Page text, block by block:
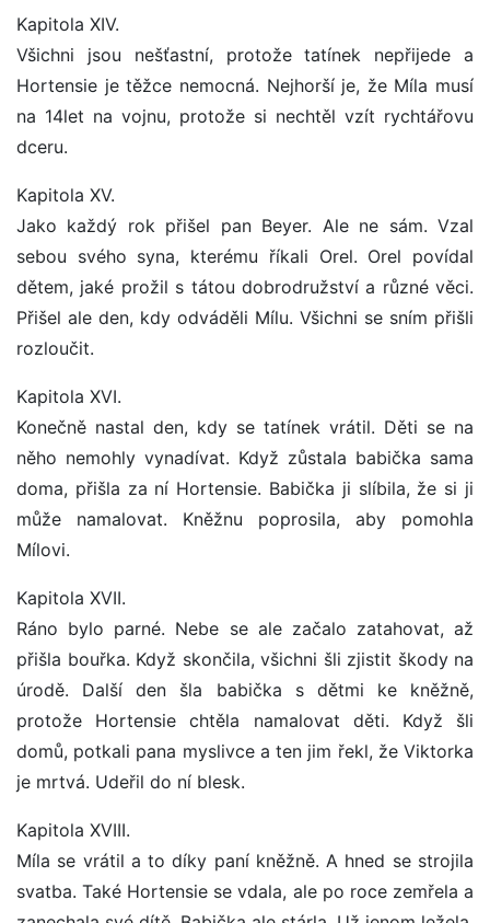
Kapitola XIV.
Všichni jsou nešťastní, protože tatínek nepřijede a
Hortensie je těžce nemocná. Nejhorší je, že Míla musí
na 14let na vojnu, protože si nechtěl vzít rychtářovu
dceru.
Kapitola XV.
Jako každý rok přišel pan Beyer. Ale ne sám. Vzal
sebou svého syna, kterému říkali Orel. Orel povídal
dětem, jaké prožil s tátou dobrodružství a různé věci.
Přišel ale den, kdy odváděli Mílu. Všichni se sním přišli
rozloučit.
Kapitola XVI.
Konečně nastal den, kdy se tatínek vrátil. Děti se na
něho nemohly vynadívat. Když zůstala babička sama
doma, přišla za ní Hortensie. Babička ji slíbila, že si ji
může namalovat. Kněžnu poprosila, aby pomohla
Mílovi.
Kapitola XVII.
Ráno bylo parné. Nebe se ale začalo zatahovat, až
přišla bouřka. Když skončila, všichni šli zjistit škody na
úrodě. Další den šla babička s dětmi ke kněžně,
protože Hortensie chtěla namalovat děti. Když šli
domů, potkali pana myslivce a ten jim řekl, že Viktorka
je mrtvá. Udeřil do ní blesk.
Kapitola XVIII.
Míla se vrátil a to díky paní kněžně. A hned se strojila
svatba. Také Hortensie se vdala, ale po roce zemřela a